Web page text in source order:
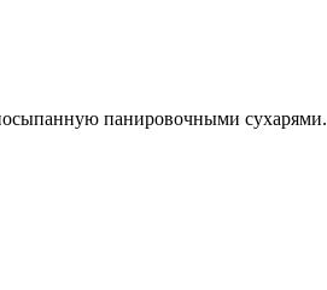
панировочными сухарями.